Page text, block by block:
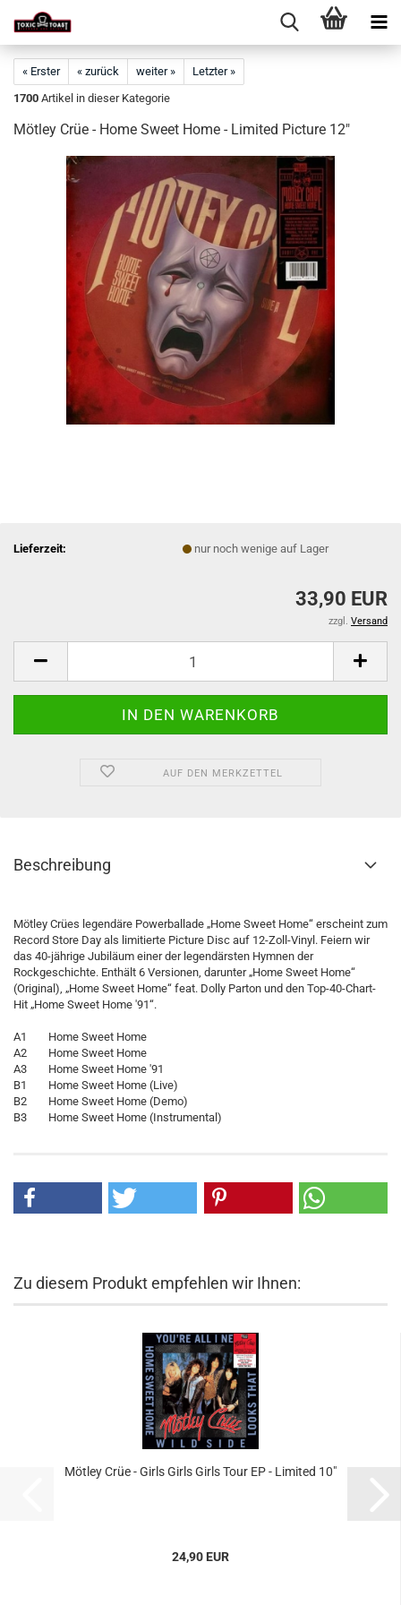
« Erster « zurück weiter »
Letzter »
1700 Artikel in dieser Kategorie
Mötley Crüe - Home Sweet Home - Limited Picture 12"
Lieferzeit: nur noch wenige auf Lager
33,90 EUR
zzgl. Versand
AUF DEN MERKZETTEL
Beschreibung
Mötley Crües legendäre Powerballade „Home Sweet Home“ erscheint zum
Record Store Day als limitierte Picture Disc auf 12-Zoll-Vinyl. Feiern wir
das 40-jährige Jubiläum einer der legendärsten Hymnen der
Rockgeschichte. Enthält 6 Versionen, darunter „Home Sweet Home“
(Original), „Home Sweet Home“ feat. Dolly Parton und den Top-40-Chart-
Hit „Home Sweet Home '91“.
A1 Home Sweet Home
A2 Home Sweet Home
A3 Home Sweet Home '91
B1 Home Sweet Home (Live)
B2 Home Sweet Home (Demo)
B3 Home Sweet Home (Instrumental)
Zu diesem Produkt empfehlen wir Ihnen:
Mötley Crüe - Girls Girls Girls Tour EP - Limited 10"
24,90 EUR